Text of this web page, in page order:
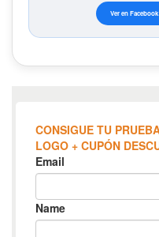
Ver en Facebook